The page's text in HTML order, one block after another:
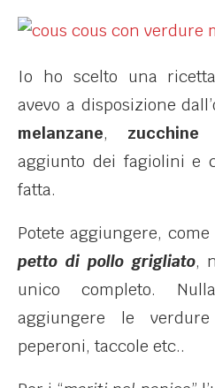
Io ho scelto una
avevo a disposizione
melanzane,
aggiunto dei fagiolini e
fatta.
Potete aggiungere,
petto di pollo grigliato,
unico completo.
aggiungere le
peperoni, taccole etc..